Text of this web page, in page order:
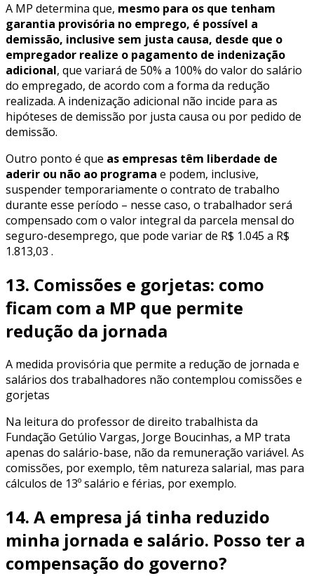
A MP determina que, mesmo para os que tenham
garantia provisória no emprego, é possível a
demissão, inclusive sem justa causa, desde que o
empregador realize o pagamento de indenização
adicional, que variará de 50% a 100% do valor do salário
do empregado, de acordo com a forma da redução
realizada. A indenização adicional não incide para as
hipóteses de demissão por justa causa ou por pedido de
demissão.
Outro ponto é que as empresas têm liberdade de
aderir ou não ao programa e podem, inclusive,
suspender temporariamente o contrato de trabalho
durante esse período – nesse caso, o trabalhador será
compensado com o valor integral da parcela mensal do
seguro-desemprego, que pode variar de R$ 1.045 a R$
1.813,03 .
13. Comissões e gorjetas: como
ficam com a MP que permite
redução da jornada
A medida provisória que permite a redução de jornada e
salários dos trabalhadores não contemplou comissões e
gorjetas
Na leitura do professor de direito trabalhista da
Fundação Getúlio Vargas, Jorge Boucinhas, a MP trata
apenas do salário-base, não da remuneração variável. As
comissões, por exemplo, têm natureza salarial, mas para
cálculos de 13º salário e férias, por exemplo.
14. A empresa já tinha reduzido
minha jornada e salário. Posso ter a
compensação do governo?